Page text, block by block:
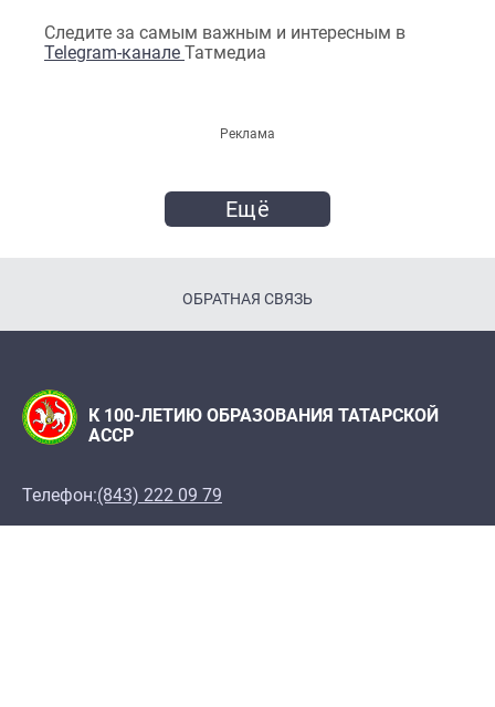
Следите за самым важным и интересным в
Telegram-канале Татмедиа
Реклама
Ещё
ОБРАТНАЯ СВЯЗЬ
К 100-ЛЕТИЮ ОБРАЗОВАНИЯ ТАТАРСКОЙ
АССР
Телефон:(843) 222 09 79